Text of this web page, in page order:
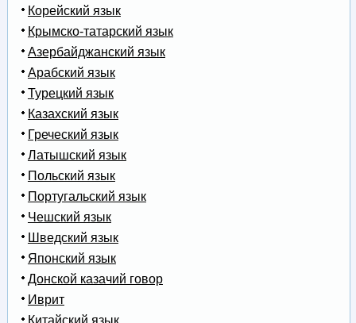
Корейский язык
Крымско-татарский язык
Азербайджанский язык
Арабский язык
Турецкий язык
Казахский язык
Греческий язык
Латышский язык
Польский язык
Португальский язык
Чешский язык
Шведский язык
Японский язык
Донской казачий говор
Иврит